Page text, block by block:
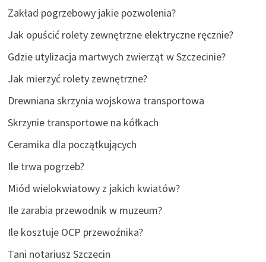
Zakład pogrzebowy jakie pozwolenia?
Jak opuścić rolety zewnętrzne elektryczne ręcznie?
Gdzie utylizacja martwych zwierząt w Szczecinie?
Jak mierzyć rolety zewnętrzne?
Drewniana skrzynia wojskowa transportowa
Skrzynie transportowe na kółkach
Ceramika dla początkujących
Ile trwa pogrzeb?
Miód wielokwiatowy z jakich kwiatów?
Ile zarabia przewodnik w muzeum?
Ile kosztuje OCP przewoźnika?
Tani notariusz Szczecin